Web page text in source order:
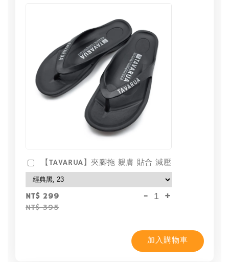
【TAVARUA】夾腳拖 親膚 貼合 減壓
NT$ 299
NT$ 395
- +
加入購物車